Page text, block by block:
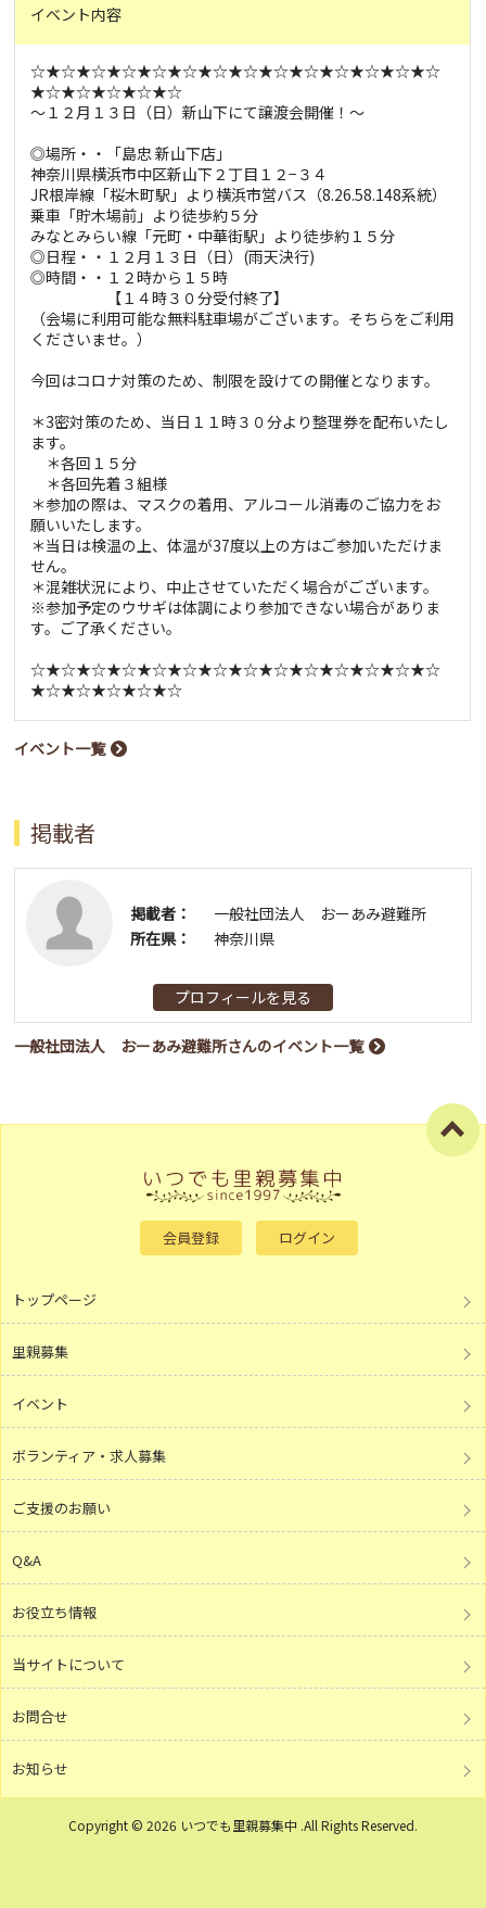
イベント内容
☆★☆★☆★☆★☆★☆★☆★☆★☆★☆★☆★☆★☆★☆
★☆★☆★☆★☆★☆
～１２月１３日（日）新山下にて譲渡会開催！～
◎場所・・「島忠 新山下店」
神奈川県横浜市中区新山下２丁目１２−３４
JR根岸線「桜木町駅」より横浜市営バス（8.26.58.148系統）
乗車「貯木場前」より徒歩約５分
みなとみらい線「元町・中華街駅」より徒歩約１５分
◎日程・・１２月１３日（日）(雨天決行)
◎時間・・１２時から１５時
【１４時３０分受付終了】
（会場に利用可能な無料駐車場がございます。そちらをご利用
くださいませ。）
今回はコロナ対策のため、制限を設けての開催となります。
＊3密対策のため、当日１１時３０分より整理券を配布いたし
ます。
＊各回１５分
＊各回先着３組様
＊参加の際は、マスクの着用、アルコール消毒のご協力をお
願いいたします。
＊当日は検温の上、体温が37度以上の方はご参加いただけま
せん。
＊混雑状況により、中止させていただく場合がございます。
※参加予定のウサギは体調により参加できない場合がありま
す。ご了承ください。
☆★☆★☆★☆★☆★☆★☆★☆★☆★☆★☆★☆★☆★☆
★☆★☆★☆★☆★☆
イベント一覧
掲載者
掲載者：
一般社団法人 おーあみ避難所
所在県：
神奈川県
プロフィールを見る
一般社団法人 おーあみ避難所さんのイベント一覧
会員登録 ログイン
トップページ
里親募集
イベント
ボランティア・求人募集
ご支援のお願い
Q&A
お役立ち情報
当サイトについて
お問合せ
お知らせ
Copyright © 2026 いつでも里親募集中 .All Rights Reserved.